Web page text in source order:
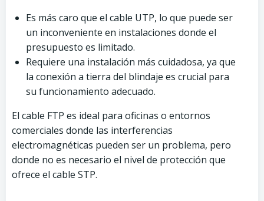
Es más caro que el cable UTP, lo que puede ser
un inconveniente en instalaciones donde el
presupuesto es limitado.
Requiere una instalación más cuidadosa, ya que
la conexión a tierra del blindaje es crucial para
su funcionamiento adecuado.
El cable FTP es ideal para oficinas o entornos
comerciales donde las interferencias
electromagnéticas pueden ser un problema, pero
donde no es necesario el nivel de protección que
ofrece el cable STP.